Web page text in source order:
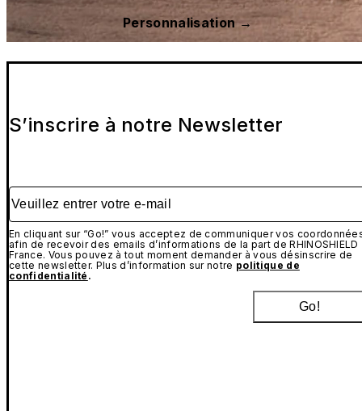
Personnalisation →
S’inscrire à notre Newsletter
Veuillez entrer votre e-mail
En cliquant sur “Go!” vous acceptez de communiquer vos
afin de recevoir des emails d’informations de la part de RHINOSHIELD
France. Vous pouvez à tout moment demander à vous désinscrire de
cette newsletter. Plus d’information sur notre politique de
confidentialité .
Go!